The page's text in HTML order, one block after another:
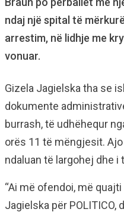
ndaj një spital të
arrestim, në lidhje me
vonuar.
Gizela Jagielska tha se
dokumente
burrash, të udhëhequr
orës 11 të mëngjesit.
ndaluan të largohej dhe
“Ai më ofendoi, më
Jagielska për